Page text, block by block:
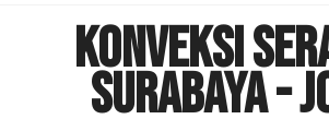
Konveksi
Surabaya -